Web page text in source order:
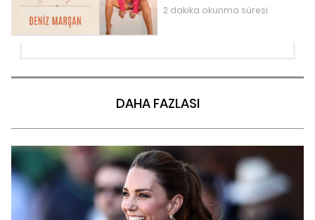
2 dakika okunma süresi
DAHA FAZLASI